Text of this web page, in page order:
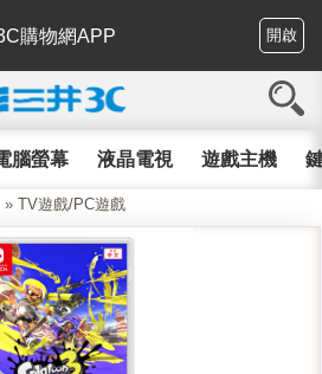
購物網APP 開啟
腦螢幕 液晶電視 遊戲主機
» TV遊戲/PC遊戲